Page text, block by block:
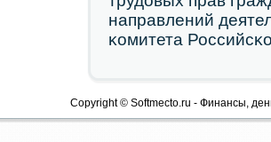
направлений
κомитета
Copyright © Softmecto.ru - Финансы,